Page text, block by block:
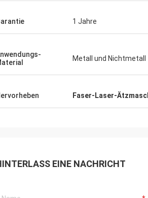
Maschine schaut starkes… gut
wie es!
1 Jahre
Metall und Nichtmetall
Faser-Laser-
EINE NACHRICHT